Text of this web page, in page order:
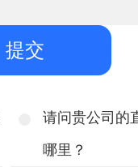
请问贵公司的
哪里？